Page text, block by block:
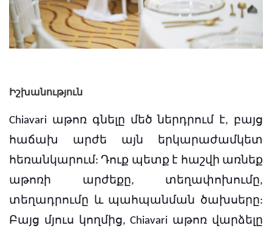
Իշխանություն
Chiavari աթոռ գնելը մեծ ներդրում է, բայց
հաճախ արժե այն երկարաժամկետ
հեռանկարում: Դուք պետք է հաշվի առնեք
աթոռի արժեքը, տեղափոխումը,
տեղադրումը և պահպանման ծախսերը:
Բայց մյուս կողմից, Chiavari աթոռ վարձելը